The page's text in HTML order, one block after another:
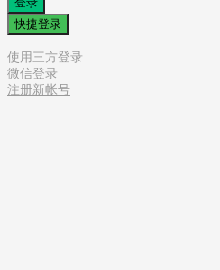
快捷登录
使用三方登录
微信登录
注册新帐号